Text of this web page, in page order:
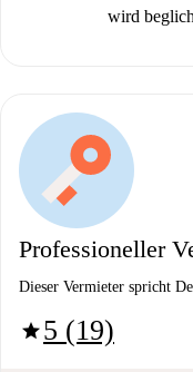
wird
Professioneller
Dieser Vermieter spricht
star5 (19)